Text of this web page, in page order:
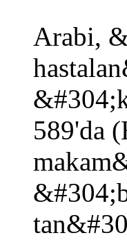
Arabi,
589'da